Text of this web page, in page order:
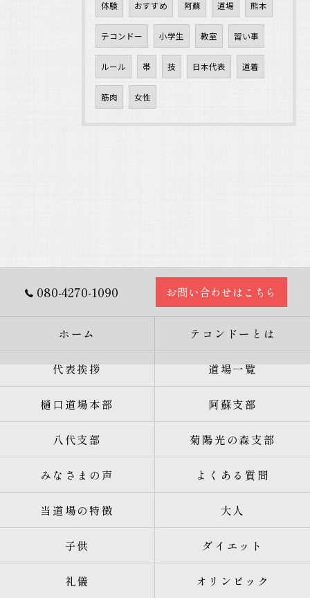
体験 おすすめ 阿蘇 道場 熊本
テコンドー 小学生 教室 習い事
ルール 帯 技 日本代表 道着
筋肉 女性
080-4270-1090 お問い合わせはこちら
ホーム テコンドーとは
代表挨拶 道場一覧
樋口道場本部 阿蘇支部
八代支部 菊陽光の森支部
みなさまの声 よくある質問
当道場の特徴 大人
子供 ダイエット
礼儀 オリンピック